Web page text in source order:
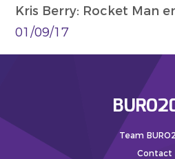
Kris Berry: Rocket Man
01/09/17
Team
Contact